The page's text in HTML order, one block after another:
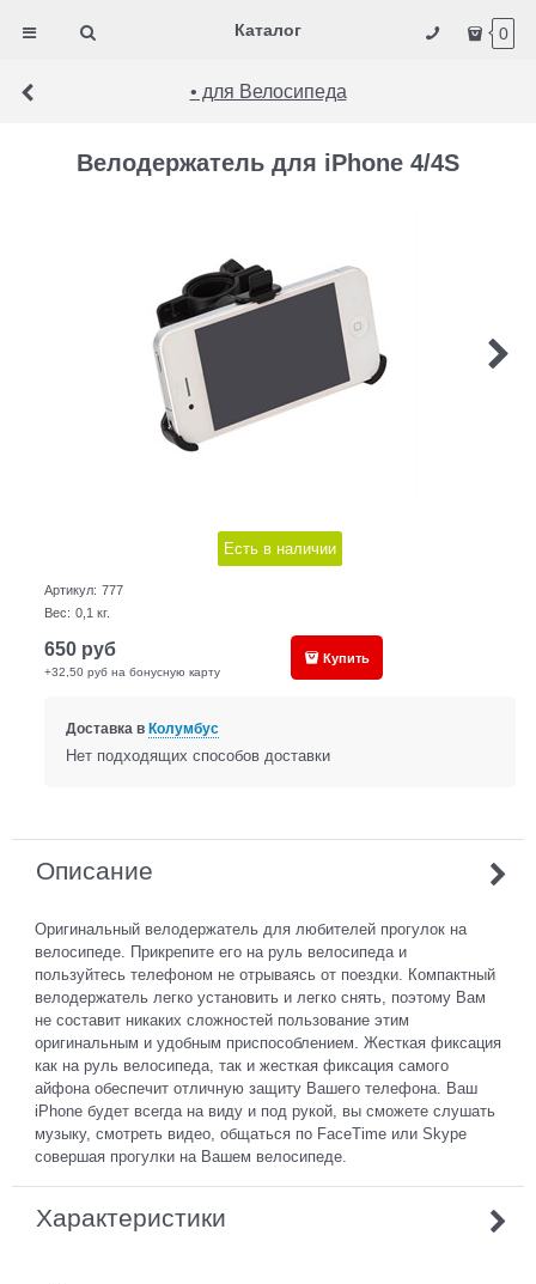
Каталог 0
• для Велосипеда
Велодержатель для iPhone 4/4S
Есть в наличии
Артикул: 777
Вес: 0,1 кг.
650 руб
+32,50 руб на бонусную карту
Купить
Доставка в Колумбус
Нет подходящих способов доставки
Описание
Оригинальный велодержатель для любителей прогулок на
велосипеде. Прикрепите его на руль велосипеда и
пользуйтесь телефоном не отрываясь от поездки. Компактный
велодержатель легко установить и легко снять, поэтому Вам
не составит никаких сложностей пользование этим
оригинальным и удобным приспособлением. Жесткая фиксация
как на руль велосипеда, так и жесткая фиксация самого
айфона обеспечит отличную защиту Вашего телефона. Ваш
iPhone будет всегда на виду и под рукой, вы сможете слушать
музыку, смотреть видео, общаться по FaceTime или Skype
совершая прогулки на Вашем велосипеде.
Характеристики